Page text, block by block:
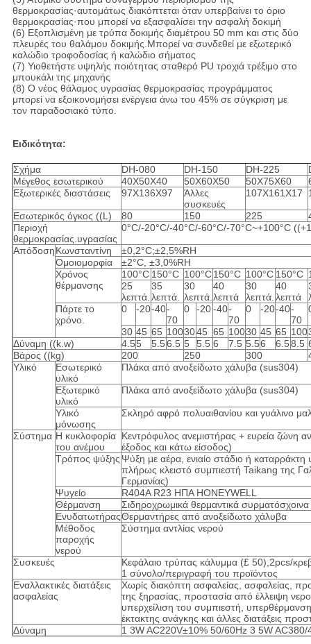
θερμοκρασίας·αυτομάτως διακόπτεται όταν υπερβαίνει το όριο
θερμοκρασίας·που μπορεί να εξασφαλίσει την ασφαλή δοκιμή
(6) Εξοπλισμένη με τρύπα δοκιμής διαμέτρου 50 mm και στις δύο
πλευρές του θαλάμου δοκιμής.Μπορεί να συνδεθεί με εξωτερικό
καλώδιο τροφοδοσίας ή καλώδιο σήματος
(7) Υιοθετήστε υψηλής ποιότητας σταθερό PU τροχιά τρέξιμο στο
μπουκάλι της μηχανής
(8) Ο νέος θάλαμος υγρασίας θερμοκρασίας προγράμματος
μπορεί να εξοικονομήσει ενέργεια άνω του 45% σε σύγκριση με
τον παραδοσιακό τύπο.
Ειδικότητα:
Σχήμα DH-080 DH-150 DH-225
Μέγεθος εσωτερικού
40X50X40 50X60X50 50X75X60
Εξωτερικές διαστάσεις
97X136X97
Άλλες
συσκευές
107X161X17
Εσωτερικός όγκος ((L) 80 150 225
Περιοχή
θερμοκρασίας.υγρασίας
0°C/-20°C/-40°C/-60°C/-70°C~+100°C
ΑπόδοσηΚωνσταντίνη
±0,2°C;±2,5%RH
Ομοιομορφία
±2°C, ±3,0%RH
Χρόνος
θέρμανσης
100°C 150°C 100°C150°C 100°C 150°C
25
λεπτά.
35
λεπτά.
30
λεπτά.
40
λεπτά
30
λεπτά.
40
λεπτά
Πάρτε το
χρόνο.
0 -20-40-
70
0 -20-40-
70
0 -20-40-
70
30 45 65 1003045 65 10030 45 65 100
Δύναμη ((k.w)
4.55 5.56.5 5 5.5 6 7.5 5.56 6.58.5
Βάρος ((kg)
200 250 300
Υλικό
Εσωτερικό
υλικό
Πλάκα από ανοξείδωτο χάλυβα (sus304)
Εξωτερικό
υλικό
Πλάκα από ανοξείδωτο χάλυβα (sus304)
Υλικό
μόνωσης
Σκληρό αφρό πολυαιθανίου και γυάλινο
Σύστημα Η κυκλοφορία
του ανέμου
Κεντρόφυλος ανεμιστήρας + ευρεία ζώνη
έξοδος και κάτω είσοδος)
Τρόπος ψύξης Ψύξη με αέρα, ενιαίο στάδιο ή
πλήρως κλειστό συμπιεστή Taikang της
Γερμανίας)
Ψυγείο
R404A R23 ΗΠΑ HONEYWELL
Θέρμανση
Σιδηροχρωμικά θερμαντικά συρματόσχοινα
ΕνυδατωτήραςΘερμαντήρες από ανοξείδωτο χάλυβα
Μέθοδος
παροχής
νερού
Σύστημα αντλίας νερού
Συσκευές
Κεφάλαιο τρύπας κάλυμμα (£ 50),2pcs/
1 σύνολο/περιγραφή του προϊόντος
Εναλλακτικές διατάξεις
ασφαλείας
Χωρίς διακόπτη ασφαλείας, ασφαλείας,
της ξηρασίας, προστασία από έλλειψη
υπερχείλιση του συμπιεστή,
έκτακτης ανάγκης και άλλες διατάξεις
Δύναμη
1 3W AC220V±10% 50/60Hz 3 5W